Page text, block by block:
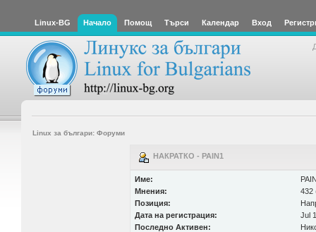
Linux-BG Начало Помощ Търси Календар Вход
Linux за българи: Форуми
НАКРАТКО - PAIN1
Име:
Мнения:
432
Позиция:
Дата на регистрация:
Jul
Последно Активен: